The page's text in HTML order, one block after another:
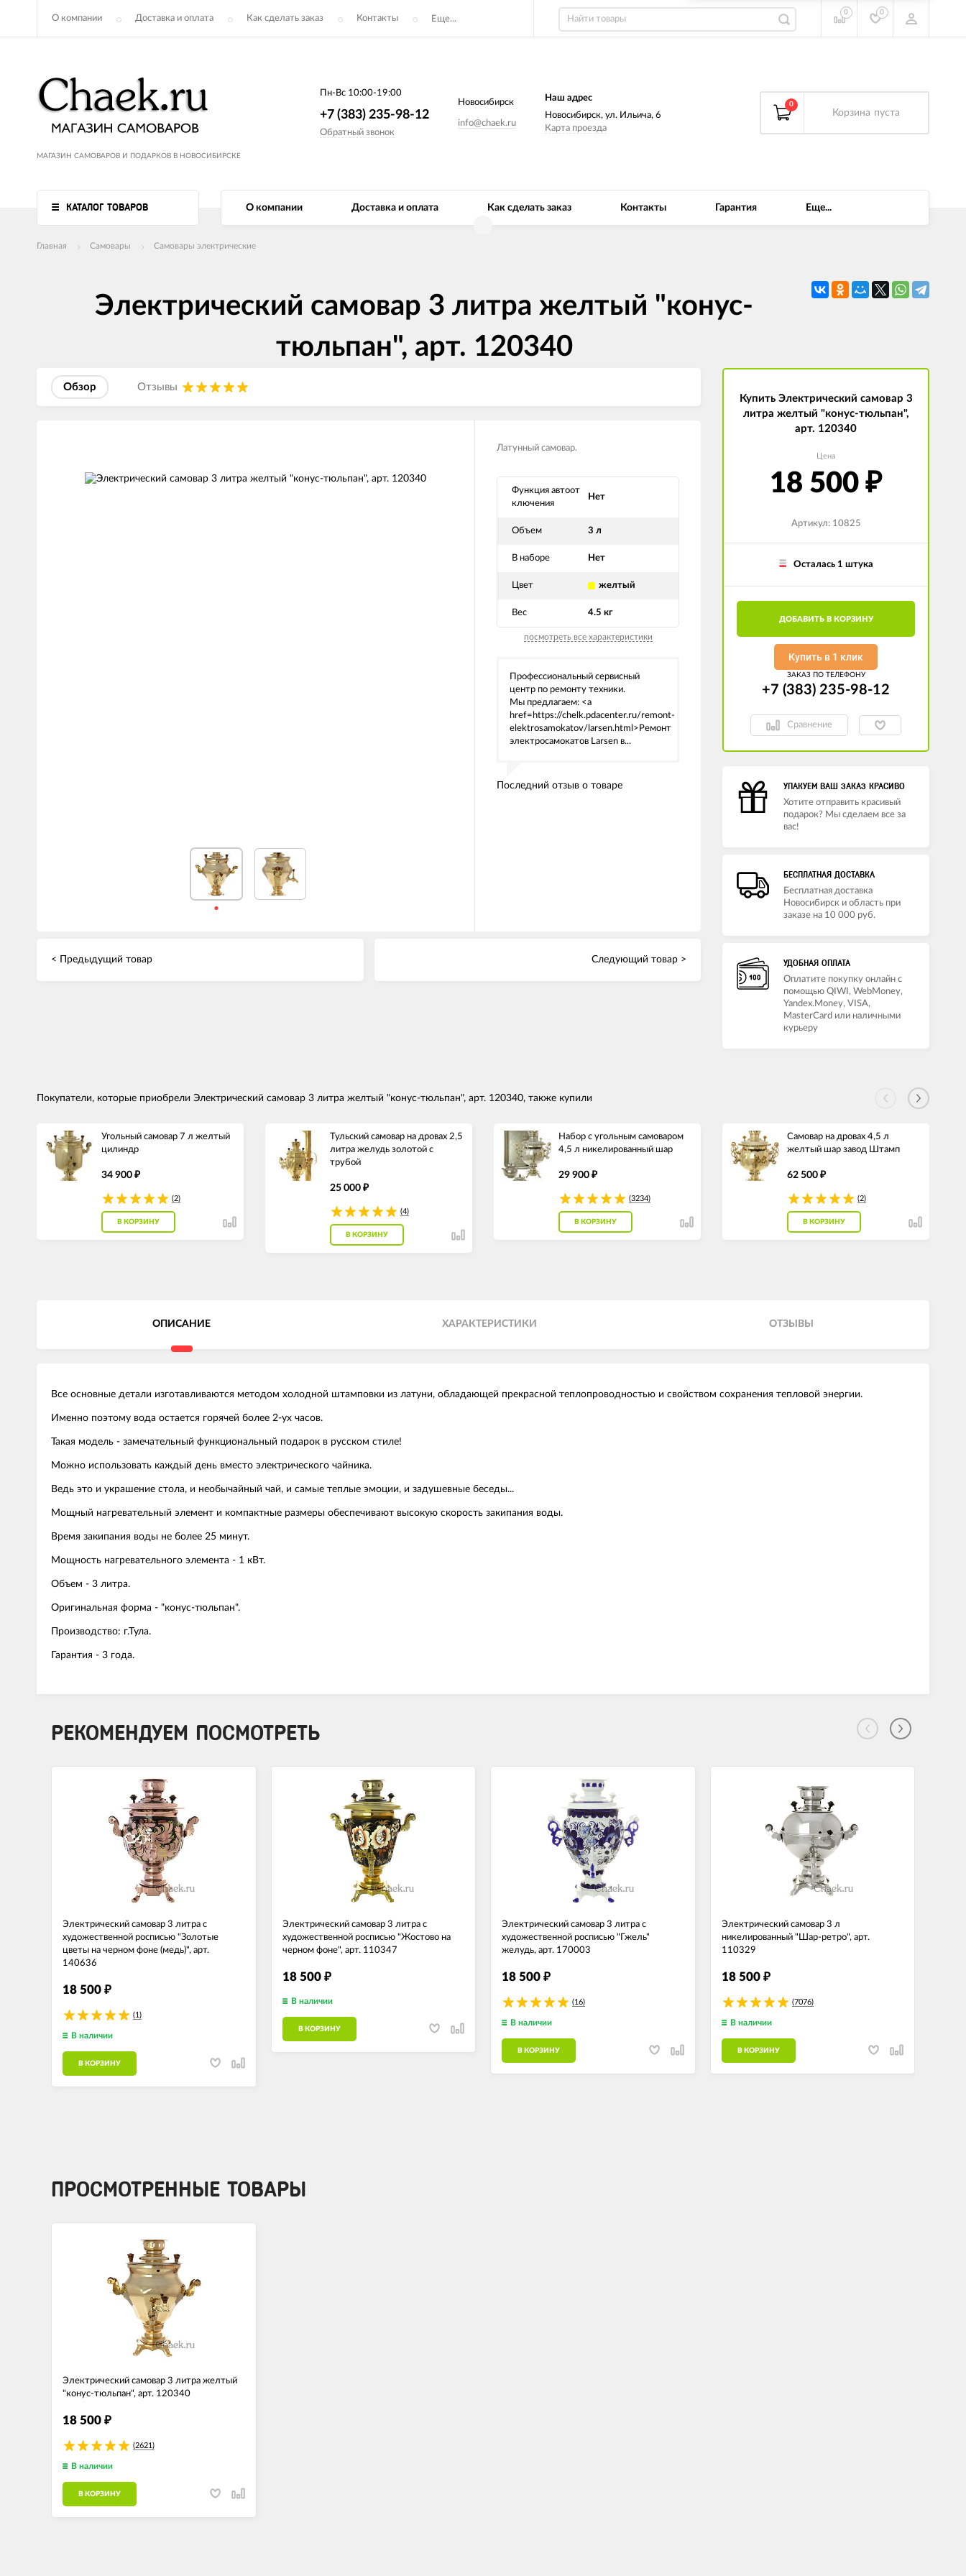
О компании Доставка и оплата Как сделать заказ Контакты Еще...
0 0
МАГАЗИН САМОВАРОВ И ПОДАРКОВ В НОВОСИБИРСКЕ
Пн-Вс 10:00-19:00
+7 (383) 235-98-12
Обратный звонок
Новосибирск
info@chaek.ru
Наш адрес
Новосибирск, ул. Ильича, 6
Карта проезда
0
Корзина пуста
КАТАЛОГ ТОВАРОВ О компании Доставка и оплата Как сделать заказ Контакты Гарантия Еще...
Главная Самовары Самовары электрические
Электрический самовар 3 литра желтый "конус-
тюльпан", арт. 120340
Обзор Отзывы
Латунный самовар.
Функция автоот
ключения
Нет
Объем 3 л
В наборе Нет
Цвет желтый
Вес 4.5 кг
посмотреть все характеристики
Профессиональный сервисный
центр по ремонту техники.
Мы предлагаем: <a
href=https://chelk.pdacenter.ru/remont-
elektrosamokatov/larsen.html>Ремонт
электросамокатов Larsen в...
Последний отзыв о товаре
< Предыдущий товар Следующий товар >
Купить Электрический самовар 3
литра желтый "конус-тюльпан",
арт. 120340
Цена
18 500 ₽
Артикул: 10825
Осталась 1 штука
ДОБАВИТЬ В КОРЗИНУ
Купить в 1 клик
ЗАКАЗ ПО ТЕЛЕФОНУ
+7 (383) 235-98-12
Сравнение
УПАКУЕМ ВАШ ЗАКАЗ КРАСИВО
Хотите отправить красивый
подарок? Мы сделаем все за
вас!
БЕСПЛАТНАЯ ДОСТАВКА
Бесплатная доставка
Новосибирск и область при
заказе на 10 000 руб.
УДОБНАЯ ОПЛАТА
Оплатите покупку онлайн с
помощью QIWI, WebMoney,
Yandex.Money, VISA,
MasterCard или наличными
курьеру
Покупатели, которые приобрели Электрический самовар 3 литра желтый "конус-тюльпан", арт. 120340, также купили
Угольный самовар 7 л желтый
цилиндр
34 900 ₽
(2)
В КОРЗИНУ
Тульский самовар на дровах 2,5
литра желудь золотой с
трубой
25 000 ₽
(4)
В КОРЗИНУ
Набор с угольным самоваром
4,5 л никелированный шар
29 900 ₽
(3234)
В КОРЗИНУ
Самовар на дровах 4,5 л
желтый шар завод Штамп
62 500 ₽
(2)
В КОРЗИНУ
ОПИСАНИЕ ХАРАКТЕРИСТИКИ ОТЗЫВЫ
Все основные детали изготавливаются методом холодной штамповки из латуни, обладающей прекрасной теплопроводностью и свойством сохранения тепловой энергии.
Именно поэтому вода остается горячей более 2-ух часов.
Такая модель - замечательный функциональный подарок в русском стиле!
Можно использовать каждый день вместо электрического чайника.
Ведь это и украшение стола, и необычайный чай, и самые теплые эмоции, и задушевные беседы...
Мощный нагревательный элемент и компактные размеры обеспечивают высокую скорость закипания воды.
Время закипания воды не более 25 минут.
Мощность нагревательного элемента - 1 кВт.
Объем - 3 литра.
Оригинальная форма - "конус-тюльпан".
Производство: г.Тула.
Гарантия - 3 года.
РЕКОМЕНДУЕМ ПОСМОТРЕТЬ
Электрический самовар 3 литра с
художественной росписью "Золотые
цветы на черном фоне (медь)", арт.
140636
18 500 ₽
(1)
В наличии
В КОРЗИНУ
Электрический самовар 3 литра с
художественной росписью "Жостово на
черном фоне", арт. 110347
18 500 ₽
В наличии
В КОРЗИНУ
Электрический самовар 3 литра с
художественной росписью "Гжель"
желудь, арт. 170003
18 500 ₽
(16)
В наличии
В КОРЗИНУ
Электрический самовар 3 л
никелированный "Шар-ретро", арт.
110329
18 500 ₽
(7076)
В наличии
В КОРЗИНУ
ПРОСМОТРЕННЫЕ ТОВАРЫ
Электрический самовар 3 литра желтый
"конус-тюльпан", арт. 120340
18 500 ₽
(2621)
В наличии
В КОРЗИНУ